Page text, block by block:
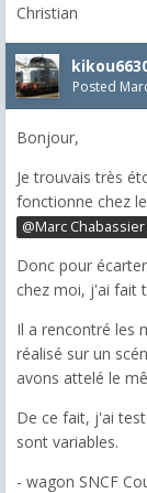
Christian
Posted
Bonjour,
Je trouvais très
fonctionne chez
@Marc Chabassier
Donc pour
chez moi, j'ai fait
Il a rencontré les
réalisé sur un
avons attelé le
De ce fait, j'ai
sont variables.
- wagon SNCF